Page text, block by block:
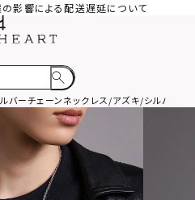
の影響による配送遅延について
ルバーチェーンネックレス/アズキ/シルバー